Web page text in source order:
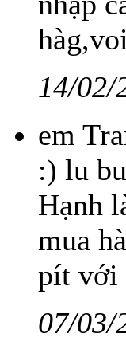
14/02/
em
:) lu
Hạnh
mua
pít với
07/03/